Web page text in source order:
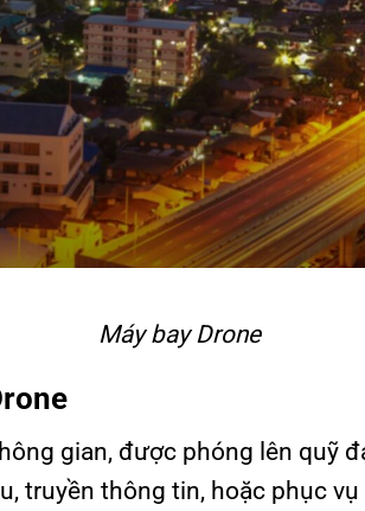
Máy bay Drone
gian, được phóng lên quỹ
truyền thông tin, hoặc phục